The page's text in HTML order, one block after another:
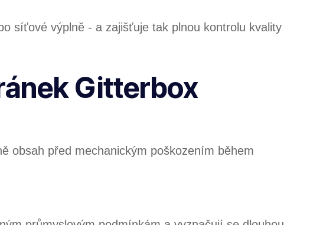
síťové výplně - a zajišťuje tak plnou kontrolu kvality
Gitterbox
obsah před mechanickým poškozením během